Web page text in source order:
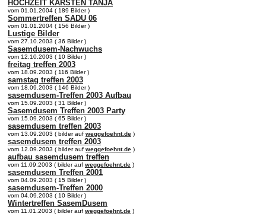
HOCHZEIT KARSTEN TANJA
vom 01.01.2004 ( 189 Bilder )
Sommertreffen SADU 06
vom 01.01.2004 ( 156 Bilder )
Lustige Bilder
vom 27.10.2003 ( 36 Bilder )
Sasemdusem-Nachwuchs
vom 12.10.2003 ( 10 Bilder )
freitag treffen 2003
vom 18.09.2003 ( 116 Bilder )
samstag treffen 2003
vom 18.09.2003 ( 146 Bilder )
sasemdusem-Treffen 2003 Aufbau
vom 15.09.2003 ( 31 Bilder )
Sasemdusem Treffen 2003 Party
vom 15.09.2003 ( 65 Bilder )
sasemdusem treffen 2003
vom 13.09.2003 ( bilder auf weggefoehnt.de )
sasemdusem treffen 2003
vom 12.09.2003 ( bilder auf weggefoehnt.de )
aufbau sasemdusem treffen
vom 11.09.2003 ( bilder auf weggefoehnt.de )
sasemdusem Treffen 2001
vom 04.09.2003 ( 15 Bilder )
sasemdusem-Treffen 2000
vom 04.09.2003 ( 10 Bilder )
Wintertreffen SasemDusem
vom 11.01.2003 ( bilder auf weggefoehnt.de )